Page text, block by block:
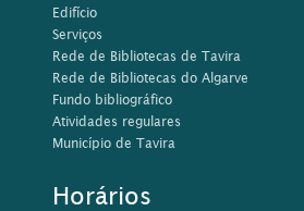
Edifício
Serviços
Rede de Bibliotecas de Tavira
Rede de Bibliotecas do Algarve
Fundo bibliográfico
Atividades regulares
Município de Tavira
Horários